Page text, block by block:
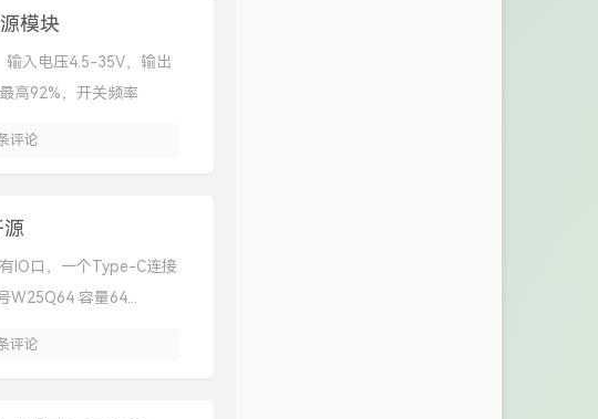
模块
输入电压4.5-35V，输出
高92%，开关频率
评论
IO口，一个Type-C连接
容量64...
评论